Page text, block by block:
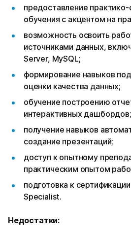
предоставление
обучения с акцентом на
возможность освоить
источниками данных,
Server, MySQL;
формирование навыков
оценки качества данных;
обучение построению
интерактивных дашбордов;
получение навыков
создание презентаций;
доступ к опытному
практическим опытом
подготовка к
Specialist.
Недостатки: